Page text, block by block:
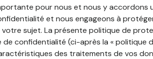
pour nous et nous y
et nous engageons à
votre sujet. La présente politique de
confidentialité (ci-après la « politique
des traitements de vos